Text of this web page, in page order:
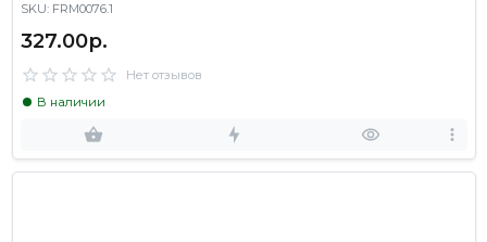
SKU: FRM0076.1
327.00р.
Нет отзывов
В наличии